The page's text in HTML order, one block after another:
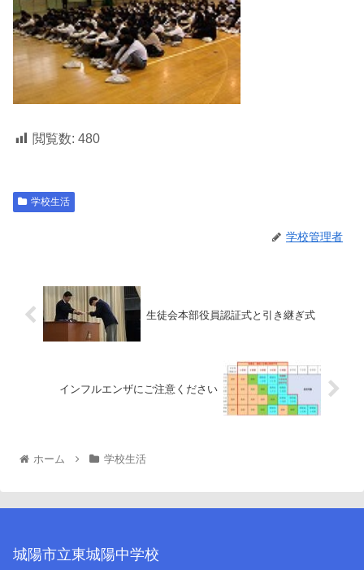
閲覧数: 480
学校生活
学校管理者
生徒会本部役員認証式と引き継ぎ式
インフルエンザにご注意ください
ホーム 学校生活
城陽市立東城陽中学校